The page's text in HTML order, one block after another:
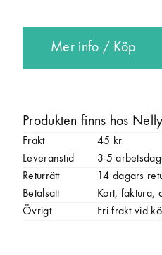
Mer info / Köp
Produkten finns hos Nelly
Frakt
45 kr
Leveranstid
3-5
Returrätt
14 dagars
Betalsätt
Kort, faktura,
Övrigt
Fri frakt vid